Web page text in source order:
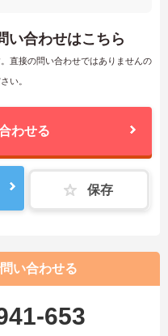
い合わせはこちら
直接の問い合わせではありませんの
い。
わせる
保存
い合わせる
653